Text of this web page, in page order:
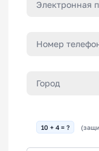
10 + 4 = ?